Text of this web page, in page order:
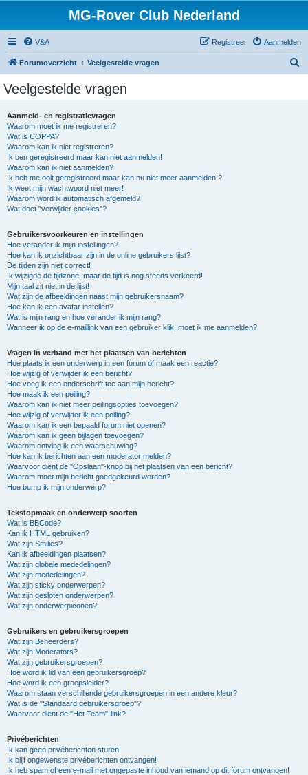
MG-Rover Club Nederland
V&A Aanmelden
Registreer
Forumoverzicht Veelgestelde vragen
Veelgestelde vragen
Aanmeld- en registratievragen
Waarom moet ik me registreren?
Wat is COPPA?
Waarom kan ik niet registreren?
Ik ben geregistreerd maar kan niet aanmelden!
Waarom kan ik niet aanmelden?
Ik heb me ooit geregistreerd maar kan nu niet meer aanmelden!?
Ik weet mijn wachtwoord niet meer!
Waarom word ik automatisch afgemeld?
Wat doet "verwijder cookies"?
Gebruikersvoorkeuren en instellingen
Hoe verander ik mijn instellingen?
Hoe kan ik onzichtbaar zijn in de online gebruikers lijst?
De tijden zijn niet correct!
Ik wijzigde de tijdzone, maar de tijd is nog steeds verkeerd!
Mijn taal zit niet in de lijst!
Wat zijn de afbeeldingen naast mijn gebruikersnaam?
Hoe kan ik een avatar instellen?
Wat is mijn rang en hoe verander ik mijn rang?
Wanneer ik op de e-maillink van een gebruiker klik, moet ik me aanmelden?
Vragen in verband met het plaatsen van berichten
Hoe plaats ik een onderwerp in een forum of maak een reactie?
Hoe wijzig of verwijder ik een bericht?
Hoe voeg ik een onderschrift toe aan mijn bericht?
Hoe maak ik een peiling?
Waarom kan ik niet meer peilingsopties toevoegen?
Hoe wijzig of verwijder ik een peiling?
Waarom kan ik een bepaald forum niet openen?
Waarom kan ik geen bijlagen toevoegen?
Waarom ontving ik een waarschuwing?
Hoe kan ik berichten aan een moderator melden?
Waarvoor dient de "Opslaan"-knop bij het plaatsen van een bericht?
Waarom moet mijn bericht goedgekeurd worden?
Hoe bump ik mijn onderwerp?
Tekstopmaak en onderwerp soorten
Wat is BBCode?
Kan ik HTML gebruiken?
Wat zijn Smilies?
Kan ik afbeeldingen plaatsen?
Wat zijn globale mededelingen?
Wat zijn mededelingen?
Wat zijn sticky onderwerpen?
Wat zijn gesloten onderwerpen?
Wat zijn onderwerpiconen?
Gebruikers en gebruikersgroepen
Wat zijn Beheerders?
Wat zijn Moderators?
Wat zijn gebruikersgroepen?
Hoe word ik lid van een gebruikersgroep?
Hoe word ik een groepsleider?
Waarom staan verschillende gebruikersgroepen in een andere kleur?
Wat is de "Standaard gebruikersgroep"?
Waarvoor dient de "Het Team"-link?
Privéberichten
Ik kan geen privéberichten sturen!
Ik blijf ongewenste privéberichten ontvangen!
Ik heb spam of een e-mail met ongepaste inhoud van iemand op dit forum ontvangen!